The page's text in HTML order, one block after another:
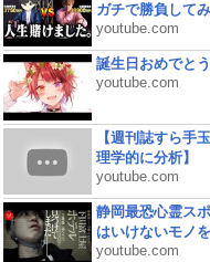
ガチで勝負して
youtube.com
誕生日おめでと
youtube.com
【週刊誌すら手
理学的に分析】
youtube.com
静岡最恐心霊ス
はいけないモノ
youtube.com